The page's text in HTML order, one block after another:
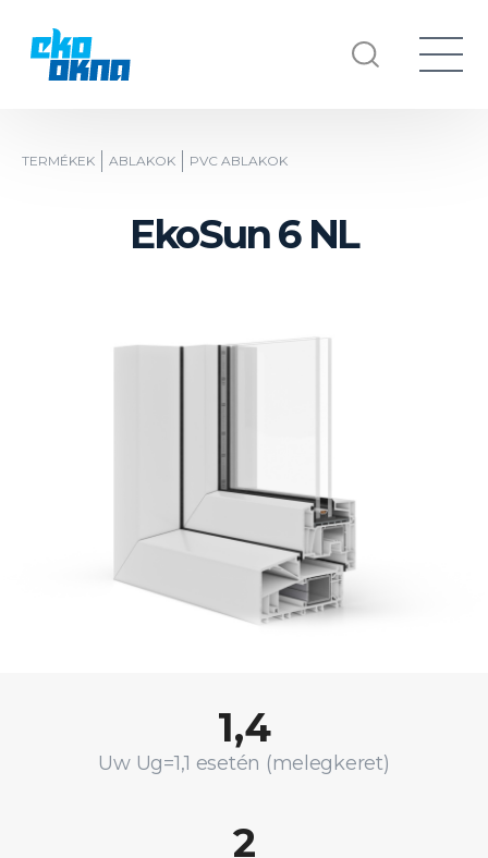
TERMÉKEK ABLAKOK PVC ABLAKOK
EkoSun 6 NL
1,4
Uw Ug=1,1 esetén (melegkeret)
2